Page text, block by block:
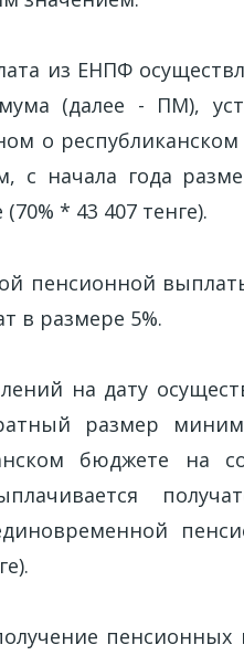
из ЕНПФ
(далее - ПМ),
о
с начала года
* 43 407 тенге).
пенсионной
в размере 5%.
на дату
размер
бюджете на